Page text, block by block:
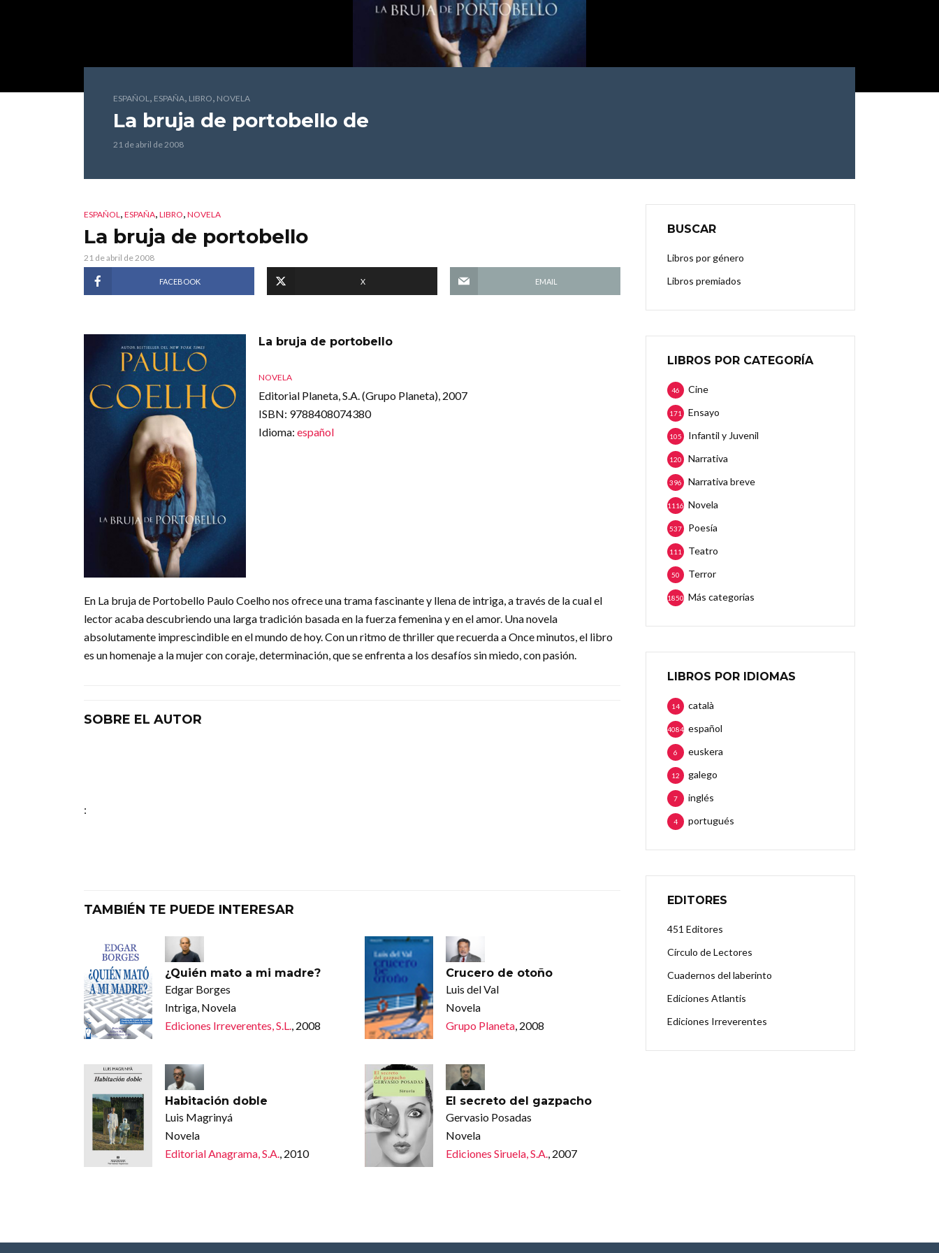
ESPAÑOL, ESPAÑA, LIBRO, NOVELA
La bruja de portobello de
21 de abril de 2008
ESPAÑOL, ESPAÑA, LIBRO, NOVELA
La bruja de portobello
21 de abril de 2008
FACEBOOK X EMAIL
La bruja de portobello
NOVELA
Editorial Planeta, S.A. (Grupo Planeta), 2007
ISBN: 9788408074380
Idioma: español
En La bruja de Portobello Paulo Coelho nos ofrece una trama fascinante y llena de intriga, a través de la cual el
lector acaba descubriendo una larga tradición basada en la fuerza femenina y en el amor. Una novela
absolutamente imprescindible en el mundo de hoy. Con un ritmo de thriller que recuerda a Once minutos, el libro
es un homenaje a la mujer con coraje, determinación, que se enfrenta a los desafíos sin miedo, con pasión.
SOBRE EL AUTOR
:
TAMBIÉN TE PUEDE INTERESAR
¿Quién mato a mi madre?
Edgar Borges
Intriga, Novela
Ediciones Irreverentes, S.L., 2008
Crucero de otoño
Luis del Val
Novela
Grupo Planeta, 2008
Habitación doble
Luis Magrinyá
Novela
Editorial Anagrama, S.A., 2010
El secreto del gazpacho
Gervasio Posadas
Novela
Ediciones Siruela, S.A., 2007
BUSCAR
Libros por género
Libros premiados
LIBROS POR CATEGORÍA
Cine
46
Ensayo
171
Infantil y Juvenil
105
Narrativa
120
Narrativa breve
396
Novela
1116
Poesía
537
Teatro
111
Terror
50
Más categorias
1850
LIBROS POR IDIOMAS
català
14
español
4084
euskera
6
galego
12
inglés
7
portugués
4
EDITORES
451 Editores
Círculo de Lectores
Cuadernos del laberinto
Ediciones Atlantis
Ediciones Irreverentes